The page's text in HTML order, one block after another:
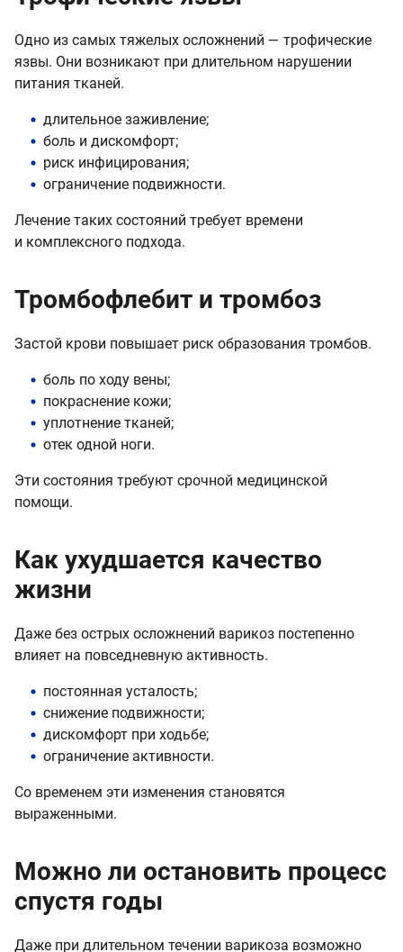
Одно из самых тяжелых осложнений — трофические
язвы. Они возникают при длительном нарушении
питания тканей.
длительное заживление;
боль и дискомфорт;
риск инфицирования;
ограничение подвижности.
Лечение таких состояний требует времени
и комплексного подхода.
Тромбофлебит и тромбоз
Застой крови повышает риск образования тромбов.
боль по ходу вены;
покраснение кожи;
уплотнение тканей;
отек одной ноги.
Эти состояния требуют срочной медицинской
помощи.
Как ухудшается качество
жизни
Даже без острых осложнений варикоз постепенно
влияет на повседневную активность.
постоянная усталость;
снижение подвижности;
дискомфорт при ходьбе;
ограничение активности.
Со временем эти изменения становятся
выраженными.
Можно ли остановить процесс
спустя годы
Даже при длительном течении варикоза возможно